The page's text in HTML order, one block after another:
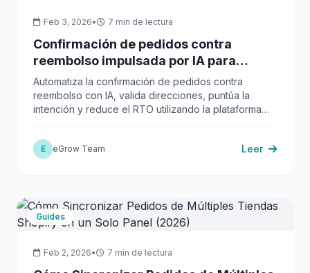
Feb 3, 2026• 7 min de lectura
Confirmación de pedidos contra
reembolso impulsada por IA para
Shopify: La guía de configuración de
2026
Automatiza la confirmación de pedidos contra
reembolso con IA, valida direcciones, puntúa la
intención y reduce el RTO utilizando la plataforma
E eGrow Team Leer
Guides
Feb 2, 2026• 7 min de lectura